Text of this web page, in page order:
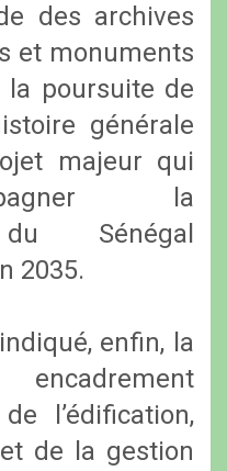
des archives
et monuments
poursuite de
générale
majeur qui
la
Sénégal
2035.
enfin, la
l’édification,
de la gestion